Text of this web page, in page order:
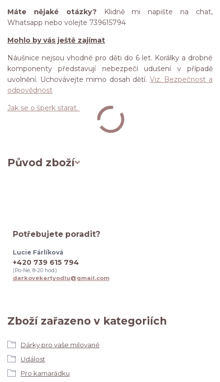
Máte nějaké otázky?
Klidně mi napište na chat,
Whatsapp nebo volejte 739615794
Mohlo by vás ještě zajímat
Náušnice nejsou vhodné pro děti do 6 let. Korálky a drobné
komponenty představují nebezpečí udušení v případě
uvolnění. Uchovávejte mimo dosah dětí. Viz. Bezpečnost a
odpovědnost
Jak se o šperk starat.
Původ zboží
Zboží zařazeno v kategoriích
Dárky pro vaše milované
Událost
Pro kamarádku
Potřebujete poradit?
Lucie Fárlíková
+420 739 615 794
(Po-Ne, 8-20 hod.)
darkovekartyodlu@gmail.com